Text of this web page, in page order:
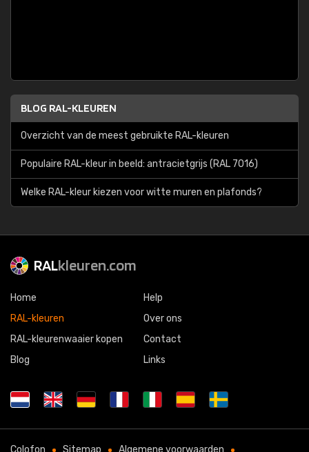
BLOG RAL-KLEUREN
Overzicht van de meest gebruikte RAL-kleuren
Populaire RAL-kleur in beeld: antracietgrijs (RAL 7016)
Welke RAL-kleur kiezen voor witte muren en plafonds?
RALkleuren.com
Home
RAL-kleuren
RAL-kleurenwaaier kopen
Blog
Help
Over ons
Contact
Links
Colofon Sitemap Algemene voorwaarden